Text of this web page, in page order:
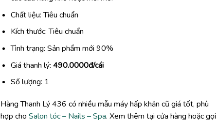
Chất liệu: Tiêu chuẩn
Kích thước: Tiêu chuẩn
Tình trạng: Sản phẩm mới 90%
Giá thanh lý: 490.0000đ/cái
Số lượng: 1
Hàng Thanh Lý 436 có nhiều mẫu máy hấp khăn cũ giá tốt, phù
hợp cho Salon tóc – Nails – Spa. Xem thêm tại cửa hàng hoặc gọi